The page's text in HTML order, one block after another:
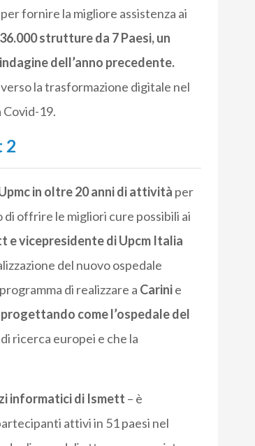
fornire la migliore assistenza ai
strutture da 7 Paesi, un
dell’anno precedente.
la trasformazione digitale nel
19.
2
in oltre 20 anni di attività per
offrire le migliori cure possibili ai
e vicepresidente di Upcm Italia
del nuovo ospedale
di realizzare a Carinie
come l’ospedale del
ricerca europei e che la
informatici di Ismett – è
attivi in 51 paesi nel